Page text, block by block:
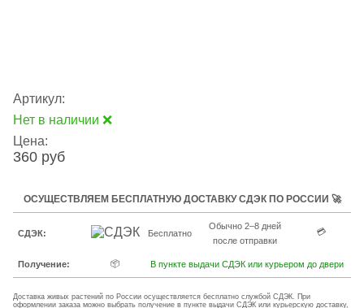
Артикул:
Нет в наличии ❌
Цена:
360 руб
ОСУЩЕСТВЛЯЕМ БЕСПЛАТНУЮ ДОСТАВКУ СДЭК ПО РОССИИ 🚀
СДЭК: Бесплатно
Обычно 2–8 дней
после отправки
💳
Получение: 📦 В пункте выдачи СДЭК или курьером до двери
Доставка живых растений по России осуществляется бесплатно службой СДЭК. При
оформлении заказа можно выбрать получение в пункте выдачи СДЭК или курьерскую доставку,